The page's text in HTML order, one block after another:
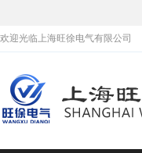
欢迎光临上海旺徐电气有限公司